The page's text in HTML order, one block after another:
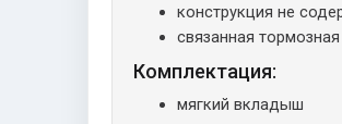
конструкция не
связанная
Комплектация:
мягкий вкладыш